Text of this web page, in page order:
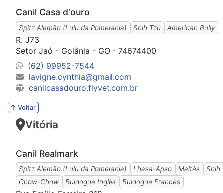
Canil Casa d'ouro
Spitz Alemão (Lulu da Pomerania) Shih Tzu American Bully
R. J73
Setor Jaó - Goiânia - GO - 74674400
(62) 99952-7544
lavigne.cynthia@gmail.com
canilcasadouro.flyvet.com.br
Voltar
Vitória
Canil Realmark
Spitz Alemão (Lulu da Pomerania) Lhasa-Apso Maltês
Shih
Chow-Chow
Buldogue Inglês Buldogue Frances